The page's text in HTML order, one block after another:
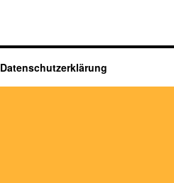
Datenschutzerklärung